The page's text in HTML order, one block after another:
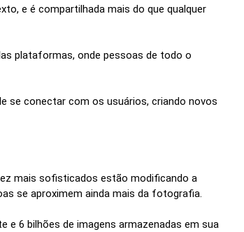
e é compartilhada mais do que qualquer
plataformas, onde pessoas de todo o
se conectar com os usuários, criando novos
mais sofisticados estão modificando a
se aproximem ainda mais da fotografia.
e 6 bilhões de imagens armazenadas em sua